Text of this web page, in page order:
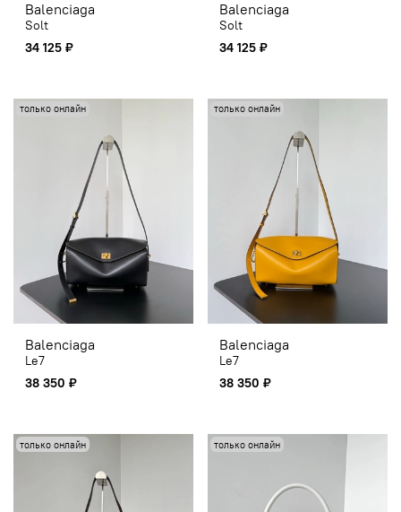
Balenciaga
Solt
34 125 ₽
Balenciaga
Solt
34 125 ₽
только онлайн
Balenciaga
Le7
38 350 ₽
только онлайн
Balenciaga
Le7
38 350 ₽
только онлайн только онлайн